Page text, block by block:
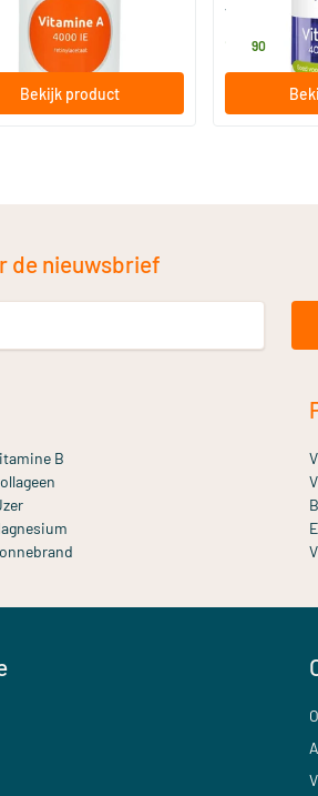
Bekijk product
Vitakruid
90
de nieuwsbrief
B